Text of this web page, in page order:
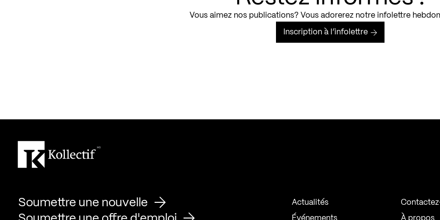
Vous aimez nos publications? Vous adorerez notre infolettre
Inscription à l’infolettre
Soumettre une nouvelle
Actualités
Événements À propos